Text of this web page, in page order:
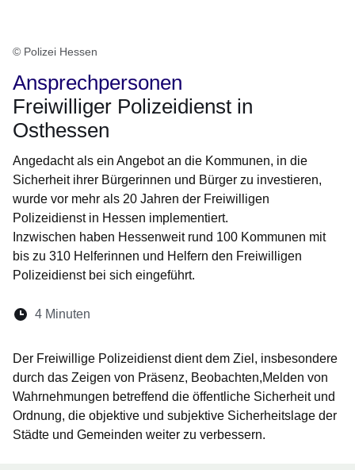
© Polizei Hessen
Ansprechpersonen
Freiwilliger Polizeidienst in
Osthessen
Angedacht als ein Angebot an die Kommunen, in die
Sicherheit ihrer Bürgerinnen und Bürger zu investieren,
wurde vor mehr als 20 Jahren der Freiwilligen
Polizeidienst in Hessen implementiert.
Inzwischen haben Hessenweit rund 100 Kommunen mit
bis zu 310 Helferinnen und Helfern den Freiwilligen
Polizeidienst bei sich eingeführt.
Lesedauer:
4 Minuten
Der Freiwillige Polizeidienst dient dem Ziel, insbesondere
durch das Zeigen von Präsenz, Beobachten,Melden von
Wahrnehmungen betreffend die öffentliche Sicherheit und
Ordnung, die objektive und subjektive Sicherheitslage der
Städte und Gemeinden weiter zu verbessern.